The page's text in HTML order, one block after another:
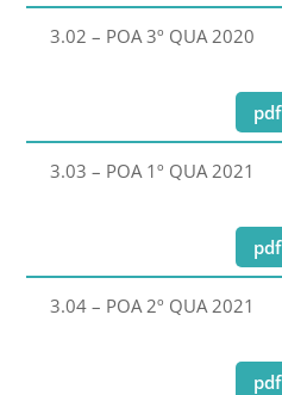
3.02 – POA 3º QUA 2020
pdf
3.03 – POA 1º QUA 2021
pdf
3.04 – POA 2º QUA 2021
pdf